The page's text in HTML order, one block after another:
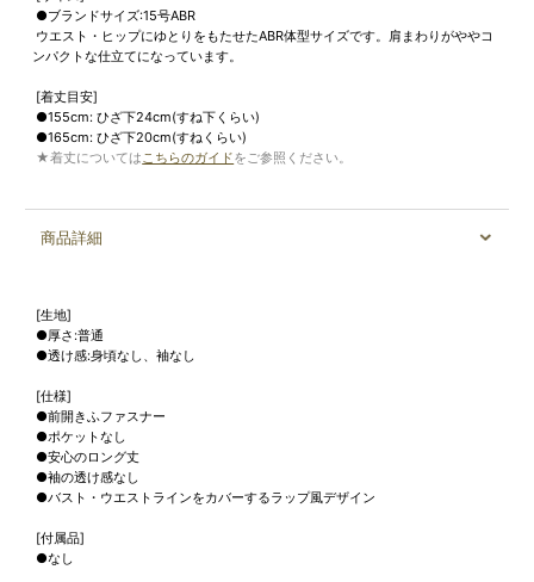
●ブランドサイズ:15号ABR
ウエスト・ヒップにゆとりをもたせたABR体型サイズです。肩まわりがややコ
ンパクトな仕立てになっています。
[着丈目安]
●155cm: ひざ下24cm(すね下くらい)
●165cm: ひざ下20cm(すねくらい)
★着丈については こちらのガイドをご参照ください。
商品詳細
[生地]
●厚さ:普通
●透け感:身頃なし、袖なし
[仕様]
●前開きふファスナー
●ポケットなし
●安心のロング丈
●袖の透け感なし
●バスト・ウエストラインをカバーするラップ風デザイン
[付属品]
●なし